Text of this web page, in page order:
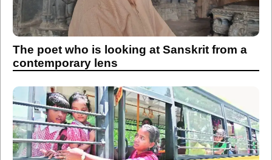
The poet who is looking at Sanskrit from a
contemporary lens